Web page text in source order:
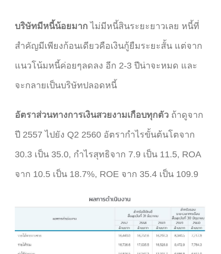
บริษัทมีหนี้น้อยมาก ไม่มีหนี้สินระยะยาวเลย หนี้ที่
สำคัญมีเพียงก้อนเดียวคือเงินกู้ยืมระยะสั้น แต่จาก
แนวโน้มหนี้ค่อยๆลดลง อีก 2-3 ปีน่าจะหมด และ
จะกลายเป็นบริษัทปลอดหนี้
อัตราส่วนทางการเงินสวยงามเกือบทุกตัว ถ้าดูจาก
ปี 2557 ไปยัง Q2 2560 อัตรากำไรขั้นต้นโตจาก
30.3 เป็น 35.0, กำไรสุทธิจาก 7.9 เป็น 11.5, ROA
จาก 10.5 เป็น 18.7%, ROE จาก 35.4 เป็น 109.9